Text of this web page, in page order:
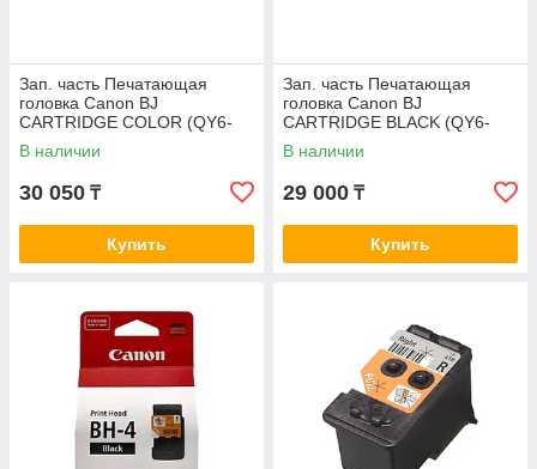
Зап. часть Печатающая
головка Canon BJ
CARTRIDGE COLOR (QY6-
8018-030)
В наличии
30 050 ₸
Купить
Зап. часть Печатающая
головка Canon BJ
CARTRIDGE BLACK (QY6-
8002-030)
В наличии
29 000 ₸
Купить